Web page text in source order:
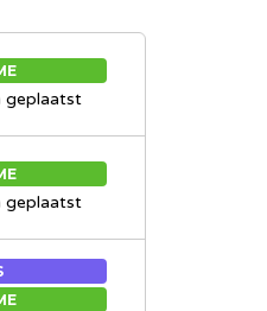
geplaatst
geplaatst